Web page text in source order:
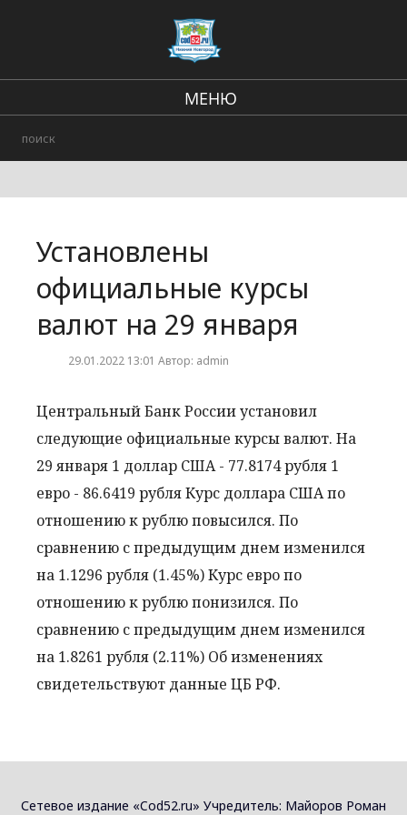
МЕНЮ
Городские события
Установлены
официальные курсы
валют на 29 января
29.01.2022 13:01 Автор: admin
Центральный Банк России установил
следующие официальные курсы валют. На
29 января 1 доллар США - 77.8174 рубля 1
евро - 86.6419 рубля Курс доллара США по
отношению к рублю повысился. По
сравнению с предыдущим днем изменился
на 1.1296 рубля (1.45%) Курс евро по
отношению к рублю понизился. По
сравнению с предыдущим днем изменился
на 1.8261 рубля (2.11%) Об изменениях
свидетельствуют данные ЦБ РФ.
Сетевое издание «Cod52.ru» Учредитель: Майоров Роман